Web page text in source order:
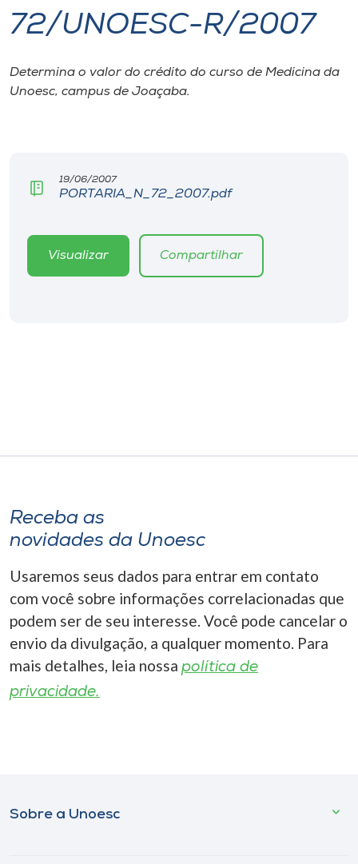
I.nova
Diplomados
CPA
Editora
Selecione
o idioma
72/UNOESC-R/2007
Determina o valor do crédito do curso de Medicina da
Unoesc, campus de Joaçaba.
19/06/2007
PORTARIA_N_72_2007.pdf
Visualizar Compartilhar
Receba as
novidades da Unoesc
Usaremos seus dados para entrar em contato
com você sobre informações correlacionadas que
podem ser de seu interesse. Você pode cancelar o
envio da divulgação, a qualquer momento. Para
mais detalhes, leia nossa política de
privacidade.
Sobre a Unoesc